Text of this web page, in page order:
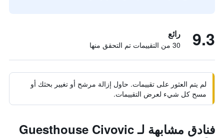
9.3 رائع
30 من التقييمات تم التحقق منها
لم يتم العثور على تقييمات. حاول إزالة مرشح أو تغيير بحثك أو
مسح كل شيء لعرض التقييمات.
فنادق مشابهة لـ Guesthouse Civovic